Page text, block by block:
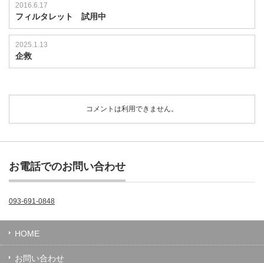
2016.6.17
フィルタレット 試用中
2025.1.13
企救
コメントは利用できません。
お電話でのお問い合わせ
093-691-0848
HOME
お問い合わせ